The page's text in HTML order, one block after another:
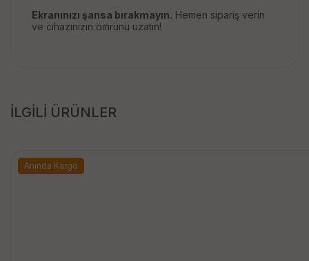
Ekranınızı şansa bırakmayın. Hemen sipariş verin
ve cihazınızın ömrünü uzatın!
İLGİLİ ÜRÜNLER
Anında Kargo